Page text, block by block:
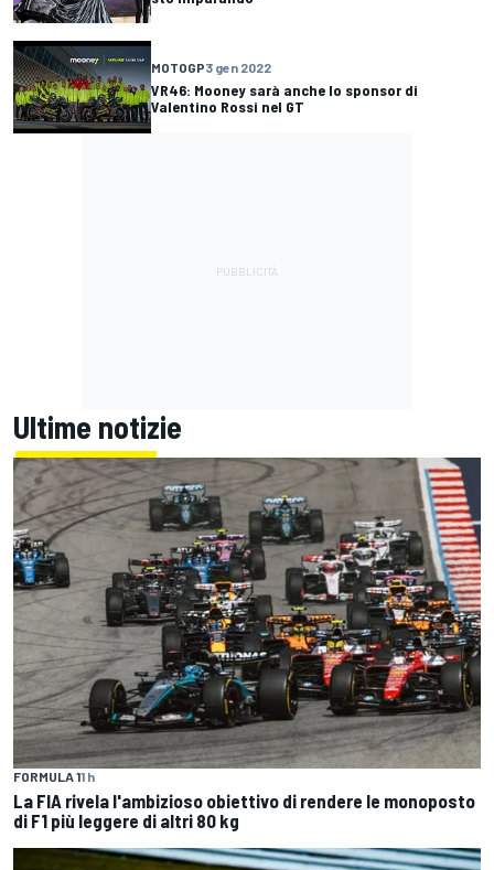
MOTOGP3 gen 2022
VR46: Mooney sarà anche lo sponsor di
Valentino Rossi nel GT
Ultime notizie
FORMULA 11 h
La FIA rivela l'ambizioso obiettivo di rendere le monoposto
di F1 più leggere di altri 80 kg